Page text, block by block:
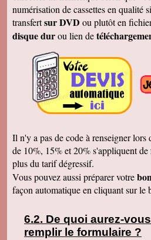
vous remercie de vos
Bernard D.
Bien reçu votre COLIS -
j'ai eu peur d'entreprendre
DUR et les CD/DVD
parfaitement ........ Je vais
pour........ NOEL 3 copies.
de 1980 à ce jour . MERCI
vais communiquer vos
entourage...
Véronique F.
Marc T.
J'ai reçu le DVD hier. Merci
d'autres bandes à vous
Cordialement
François L.
10.10) et tous les fichiers se
Merci pour le chèque de
clair que j'indiquerais vos
numérisation de cassettes en qualité
transfertsur DVD ou plutôt en
disque durou lien de
Il n'y a pas de code à renseigner lors
de 10%, 15% et 20% s'appliquent de
plus du tarif dégressif.
Vous pouvez aussi préparer votre
façon automatique en cliquant sur le
De quoi aurez-
remplir le formulaire ?